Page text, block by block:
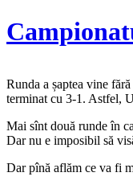
Runda a șaptea vine
terminat cu 3-1. Astfel,
Mai sînt două runde în
Dar nu e imposibil să
Dar pînă aflăm ce va fi